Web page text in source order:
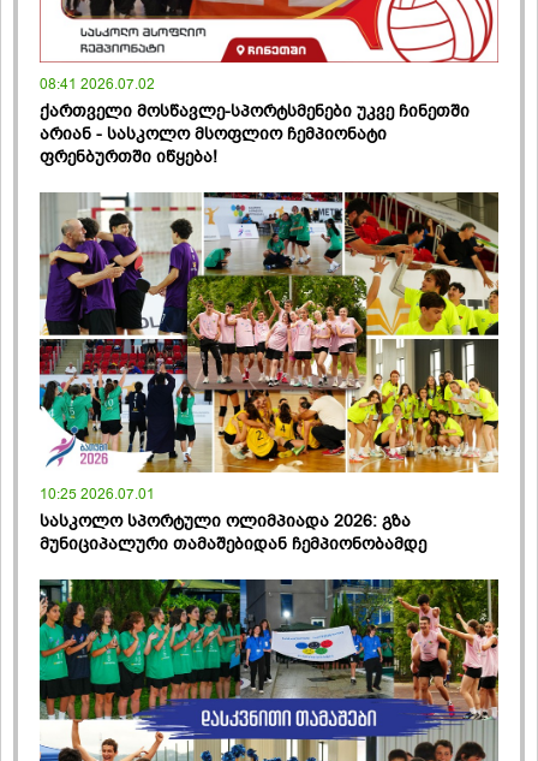
08:41 2026.07.02
ქართველი მოსწავლე-სპორტსმენები უკვე ჩინეთში
არიან - სასკოლო მსოფლიო ჩემპიონატი
ფრენბურთში იწყება!
10:25 2026.07.01
სასკოლო სპორტული ოლიმპიადა 2026: გზა
მუნიციპალური თამაშებიდან ჩემპიონობამდე